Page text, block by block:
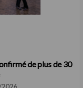
de plus de 30